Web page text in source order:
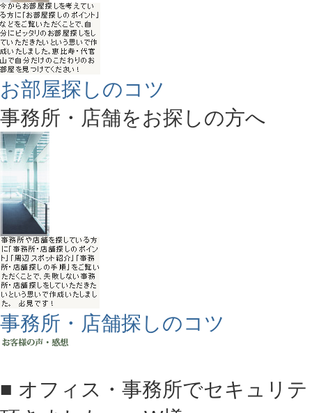
お部屋探しのコツ
事務所・店舗をお探しの方へ
事務所・店舗探しのコツ
■ オフィス・事務所でセキュリ